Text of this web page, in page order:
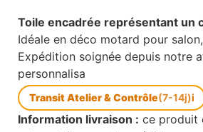
Toile encadrée représentant un
Idéale en déco motard pour
Expédition soignée depuis notre
personnalisa
Transit Atelier & Contrôle(7-14j)i
Information livraison : ce produit